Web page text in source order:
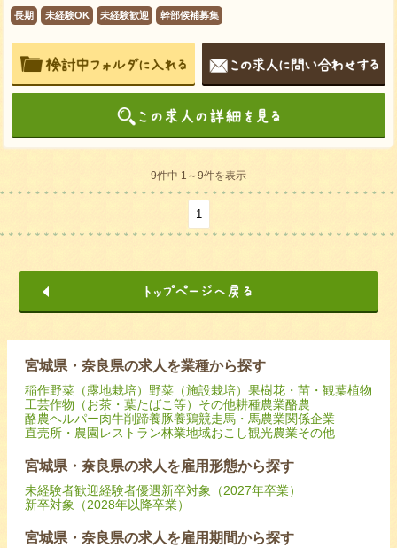
長期 未経験OK 未経験歓迎 幹部候補募集
9件中 1～9件を表示
1
宮城県・奈良県の求人を業種から探す
稲作野菜（露地栽培） 野菜（施設栽培） 果樹花・苗・観葉植物
工芸作物（お茶・葉たばこ等） その他耕種農業酪農
酪農ヘルパー肉牛削蹄養豚養鶏競走馬・馬農業関係企業
直売所・農園レストラン林業地域おこし観光農業その他
宮城県・奈良県の求人を雇用形態から探す
未経験者歓迎経験者優遇新卒対象（2027年卒業）
新卒対象（2028年以降卒業）
宮城県・奈良県の求人を雇用期間から探す